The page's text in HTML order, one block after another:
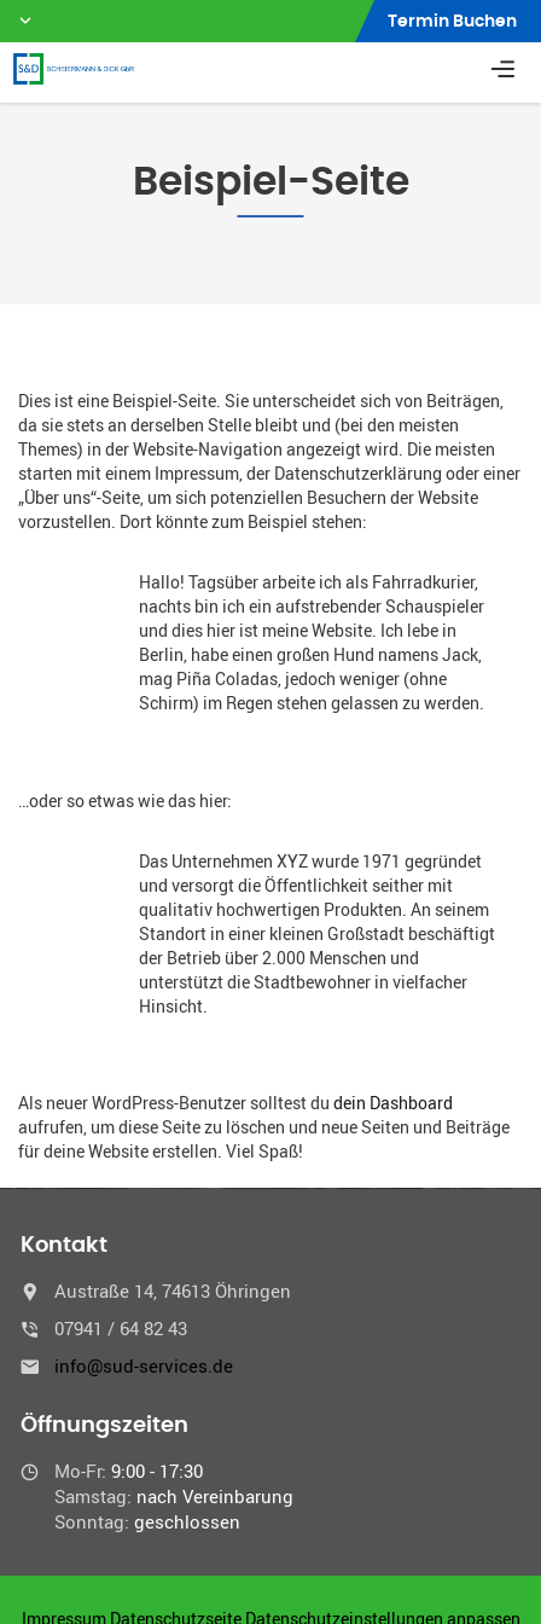
Termin Buchen
Beispiel-Seite
Dies ist eine Beispiel-Seite. Sie unterscheidet sich von Beiträgen,
da sie stets an derselben Stelle bleibt und (bei den meisten
Themes) in der Website-Navigation angezeigt wird. Die meisten
starten mit einem Impressum, der Datenschutzerklärung oder einer
„Über uns“-Seite, um sich potenziellen Besuchern der Website
vorzustellen. Dort könnte zum Beispiel stehen:
Hallo! Tagsüber arbeite ich als Fahrradkurier,
nachts bin ich ein aufstrebender Schauspieler
und dies hier ist meine Website. Ich lebe in
Berlin, habe einen großen Hund namens Jack,
mag Piña Coladas, jedoch weniger (ohne
Schirm) im Regen stehen gelassen zu werden.
…oder so etwas wie das hier:
Das Unternehmen XYZ wurde 1971 gegründet
und versorgt die Öffentlichkeit seither mit
qualitativ hochwertigen Produkten. An seinem
Standort in einer kleinen Großstadt beschäftigt
der Betrieb über 2.000 Menschen und
unterstützt die Stadtbewohner in vielfacher
Hinsicht.
Als neuer WordPress-Benutzer solltest du dein Dashboard
aufrufen, um diese Seite zu löschen und neue Seiten und Beiträge
für deine Website erstellen. Viel Spaß!
Kontakt
Austraße 14, 74613 Öhringen
07941 / 64 82 43
info@sud-services.de
Öffnungszeiten
Mo-Fr: 9:00 - 17:30
Samstag: nach Vereinbarung
Sonntag: geschlossen
Impressum Datenschutzseite Datenschutzeinstellungen anpassen